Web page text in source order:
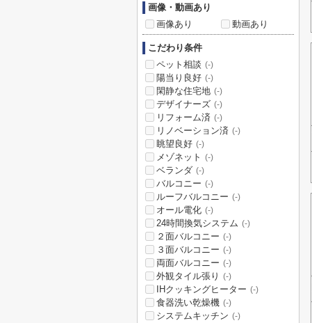
画像・動画あり
画像あり
動画あり
こだわり条件
ペット相談 (-)
陽当り良好 (-)
閑静な住宅地 (-)
デザイナーズ (-)
リフォーム済 (-)
リノベーション済 (-)
眺望良好 (-)
メゾネット (-)
ベランダ (-)
バルコニー (-)
ルーフバルコニー (-)
オール電化 (-)
24時間換気システム (-)
２面バルコニー (-)
３面バルコニー (-)
両面バルコニー (-)
外観タイル張り (-)
IHクッキングヒーター (-)
食器洗い乾燥機 (-)
システムキッチン (-)